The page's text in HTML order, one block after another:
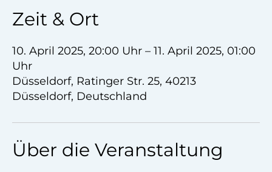
Zeit & Ort
10. April 2025, 20:00 Uhr – 11. April 2025, 01:00
Uhr
Düsseldorf, Ratinger Str. 25, 40213
Düsseldorf, Deutschland
Über die Veranstaltung